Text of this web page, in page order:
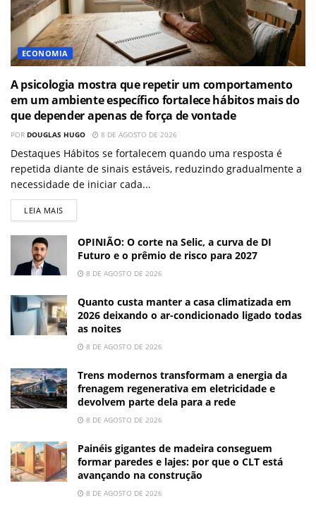
ECONOMIA
A psicologia mostra que repetir um comportamento
em um ambiente específico fortalece hábitos mais do
que depender apenas de força de vontade
POR DOUGLAS HUGO 8 DE AGOSTO DE 2026
Destaques Hábitos se fortalecem quando uma resposta é
repetida diante de sinais estáveis, reduzindo gradualmente a
necessidade de iniciar cada...
LEIA MAIS
OPINIÃO: O corte na Selic, a curva de DI
Futuro e o prêmio de risco para 2027
8 DE AGOSTO DE 2026
Quanto custa manter a casa climatizada em
2026 deixando o ar-condicionado ligado todas
as noites
8 DE AGOSTO DE 2026
Trens modernos transformam a energia da
frenagem regenerativa em eletricidade e
devolvem parte dela para a rede
8 DE AGOSTO DE 2026
Painéis gigantes de madeira conseguem
formar paredes e lajes: por que o CLT está
avançando na construção
8 DE AGOSTO DE 2026